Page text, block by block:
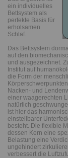
ein individuelles
Bettsystem als
perfekte Basis für
erholsamen
Schlaf.
Das Bettsystem
auf den
und ausgezeichnet.
Institut auf
die Form der
Nacken- und
einer waagerechten
natürlich
ist hier das
einstellbarer
besteht. Die flexible
dessen Kern eine
Belastung eine
ungehindert
verbessert die